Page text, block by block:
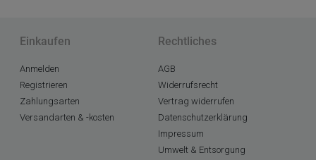
Einkaufen
Anmelden
Registrieren
Zahlungsarten
Versandarten & -kosten
Rechtliches
AGB
Widerrufsrecht
Vertrag widerrufen
Datenschutzerklärung
Impressum
Umwelt & Entsorgung